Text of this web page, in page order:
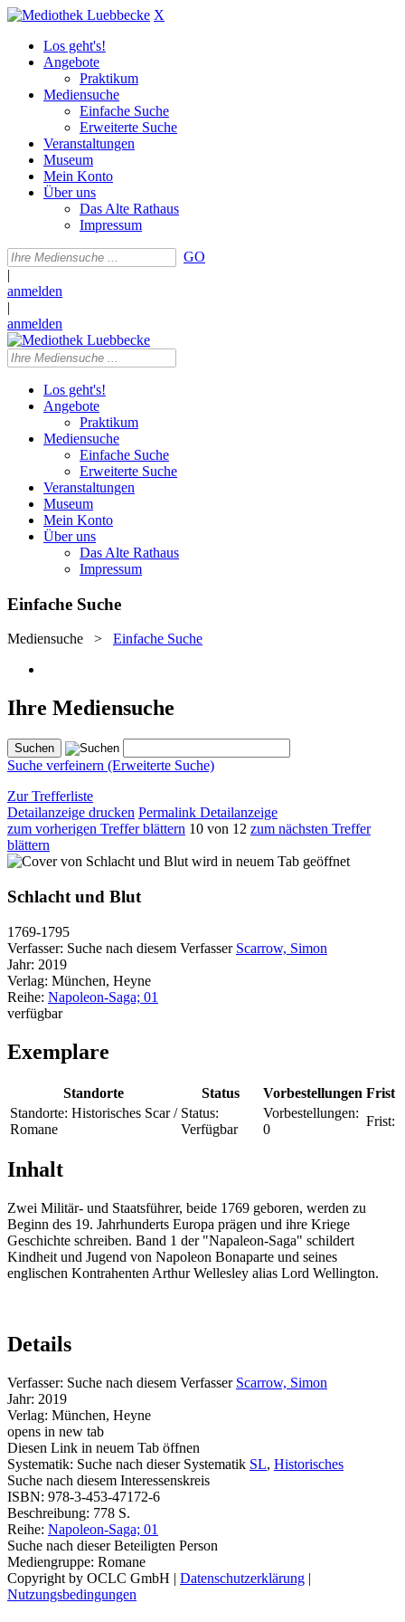
X
Los geht's!
Angebote
Praktikum
Mediensuche
Einfache Suche
Erweiterte Suche
Veranstaltungen
Museum
Mein Konto
Über uns
Das Alte Rathaus
Impressum
GO
|
anmelden
|
anmelden
Los geht's!
Angebote
Praktikum
Mediensuche
Einfache Suche
Erweiterte Suche
Veranstaltungen
Museum
Mein Konto
Über uns
Das Alte Rathaus
Impressum
Einfache Suche
Mediensuche > Einfache Suche
Ihre Mediensuche
Suche verfeinern (Erweiterte Suche)
Zur Trefferliste
Detailanzeige drucken Permalink Detailanzeige
zum vorherigen Treffer blättern 10 von 12 zum nächsten Treffer
blättern
wird in neuem Tab geöffnet
Schlacht und Blut
1769-1795
Verfasser: Suche nach diesem Verfasser Scarrow, Simon
Jahr: 2019
Verlag: München, Heyne
Reihe: Napoleon-Saga; 01
verfügbar
Exemplare
Standorte Status Vorbestellungen Frist
Standorte: Historisches Scar /
Romane
Status:
Verfügbar
Vorbestellungen:
0
Frist:
Inhalt
Zwei Militär- und Staatsführer, beide 1769 geboren, werden zu
Beginn des 19. Jahrhunderts Europa prägen und ihre Kriege
Geschichte schreiben. Band 1 der "Napaleon-Saga" schildert
Kindheit und Jugend von Napoleon Bonaparte und seines
englischen Kontrahenten Arthur Wellesley alias Lord Wellington.
Details
Verfasser: Suche nach diesem Verfasser Scarrow, Simon
Jahr: 2019
Verlag: München, Heyne
opens in new tab
Diesen Link in neuem Tab öffnen
Systematik: Suche nach dieser Systematik SL, Historisches
Suche nach diesem Interessenskreis
ISBN: 978-3-453-47172-6
Beschreibung: 778 S.
Reihe: Napoleon-Saga; 01
Suche nach dieser Beteiligten Person
Mediengruppe: Romane
Copyright by OCLC GmbH | Datenschutzerklärung |
Nutzungsbedingungen